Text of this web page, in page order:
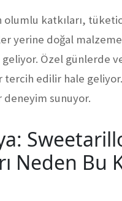
olumlu katkıları,
yerine doğal
Özel günlerde
edilir hale
deneyim sunuyor.
Neden Bu